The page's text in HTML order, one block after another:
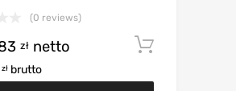
(0 reviews)
zł netto
zł brutto